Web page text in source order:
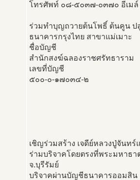
โทรศัพท์ ๐๘-๕๐๓๗-๐๓๗๐ อีเมล์
ร่วมทำบุญถวายต้นโพธิ์ ต้นคูน ป
ธนาคารกรุงไทย สาขาแม่เมาะ
ชื่อบัญชี
สำนักสงฆ์ฉลองราชศรัทธาราม
เลขที่บัญชี
๕๐๐-๐-๑๗๐๓๔-๒
เชิญร่วมสร้าง เจดีย์หลวงปู่จันทร์
ร่ามบริจาคโดยตรงที่พระมหาธา
จ.บุรีรัมย์
บริจาคผ่านบัญชีธนาคารออมสิ